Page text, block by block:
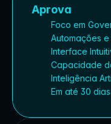
Aprova
Foco em
Automações
Interface
Capacidade
Inteligência
Em até 30 dias